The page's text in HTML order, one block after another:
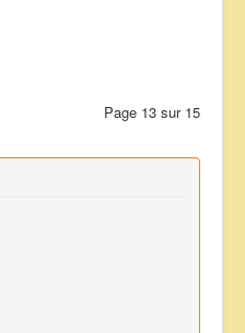
Page 13 sur 15